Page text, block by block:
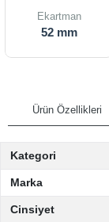
Ekartman
52 mm
Ürün Özellikleri
Kategori
Marka
Cinsiyet